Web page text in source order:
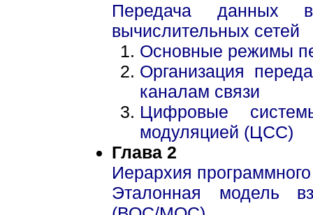
Передача данных в
вычислительных сетей
Основные режимы
Организация
каналам связи
Цифровые
модуляцией (ЦСС)
Глава 2
Иерархия
Эталонная модель